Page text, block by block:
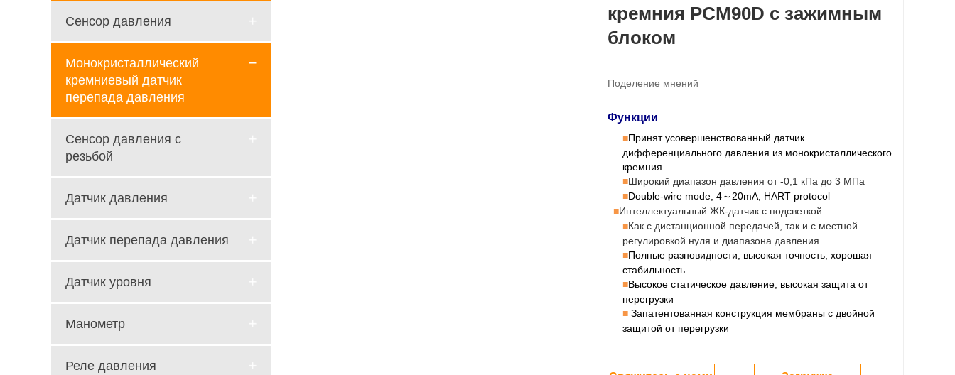
кремния PCM90D с зажимным
блоком
Поделение мнений
Функции
■Принят усовершенствованный датчик
дифференциального давления из монокристаллического
кремния
■Широкий диапазон давления от -0,1 кПа до 3 МПа
■Double-wire mode, 4～ 20mA, HART protocol
■Интеллектуальный ЖК-датчик с подсветкой
■Как с дистанционной передачей, так и с местной
регулировкой нуля и диапазона давления
■Полные разновидности, высокая точность, хорошая
стабильность
■Высокое статическое давление, высокая защита от
перегрузки
■ Запатентованная конструкция мембраны с двойной
защитой от перегрузки
Сенсор давления
Монокристаллический
кремниевый датчик
перепада давления
Сенсор давления с
резьбой
Датчик давления
Датчик перепада давления
Датчик уровня
Манометр
Реле давления